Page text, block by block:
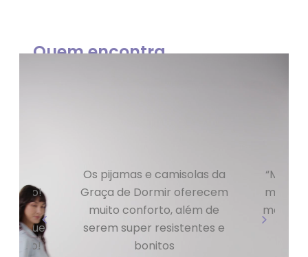
Quem encontra
é
do que
Os pijamas e camisolas da
Graça de Dormir oferecem
muito conforto, além de
serem super resistentes e
bonitos
“Minha
malha